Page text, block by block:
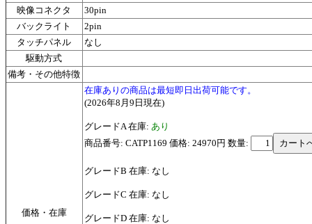
映像コネクタ
30pin
バックライト
2pin
タッチパネル
なし
駆動方式
備考・その他特徴
価格・在庫
在庫ありの商品は最短即日出荷可能です。
(2026年8月9日現在)
グレードA 在庫: あり
商品番号: CATP1169 価格: 24970円 数量:
グレードB 在庫: なし
グレードC 在庫: なし
グレードD 在庫: なし